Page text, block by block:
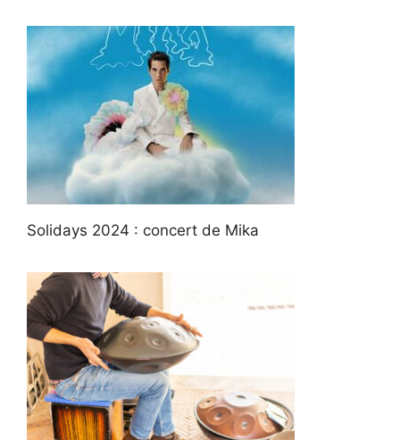
Solidays 2024 : concert de Mika